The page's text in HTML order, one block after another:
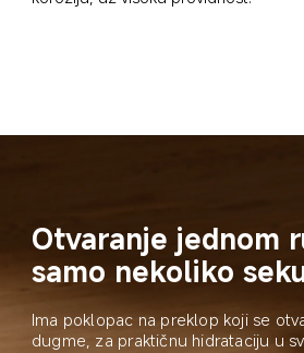
Otvaranje jednom
samo nekoliko
Ima poklopac na preklop koji se
dugme, za praktičnu hidrataciju u